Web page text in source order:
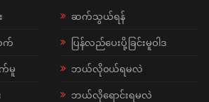
က်
မူ
ဆက်သွယ်ရန်
ပြန်လည်ပေးပို့ခြင်းမူဝါဒ
ဘယ်လို၀ယ်ရမလဲ
ဘယ်လိုရောင်းရမလဲ